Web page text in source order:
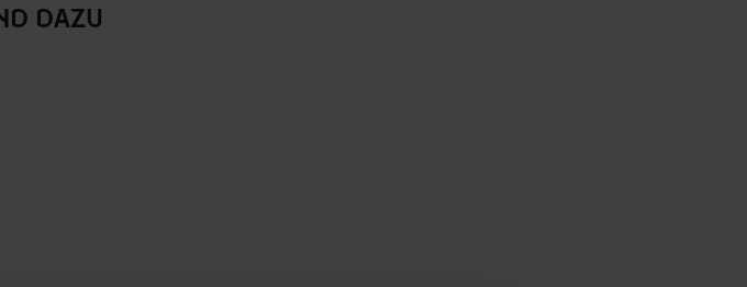
DAZU